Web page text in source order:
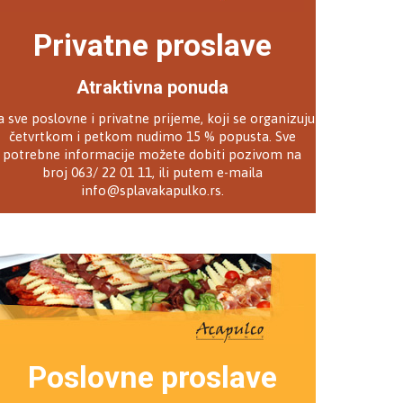
Privatne proslave
Atraktivna ponuda
sve poslovne i privatne prijeme, koji se organizuju
četvrtkom i petkom nudimo 15 % popusta. Sve
potrebne informacije možete dobiti pozivom na
broj 063/ 22 01 11, ili putem e-maila
info@splavakapulko.rs
Poslovne proslave